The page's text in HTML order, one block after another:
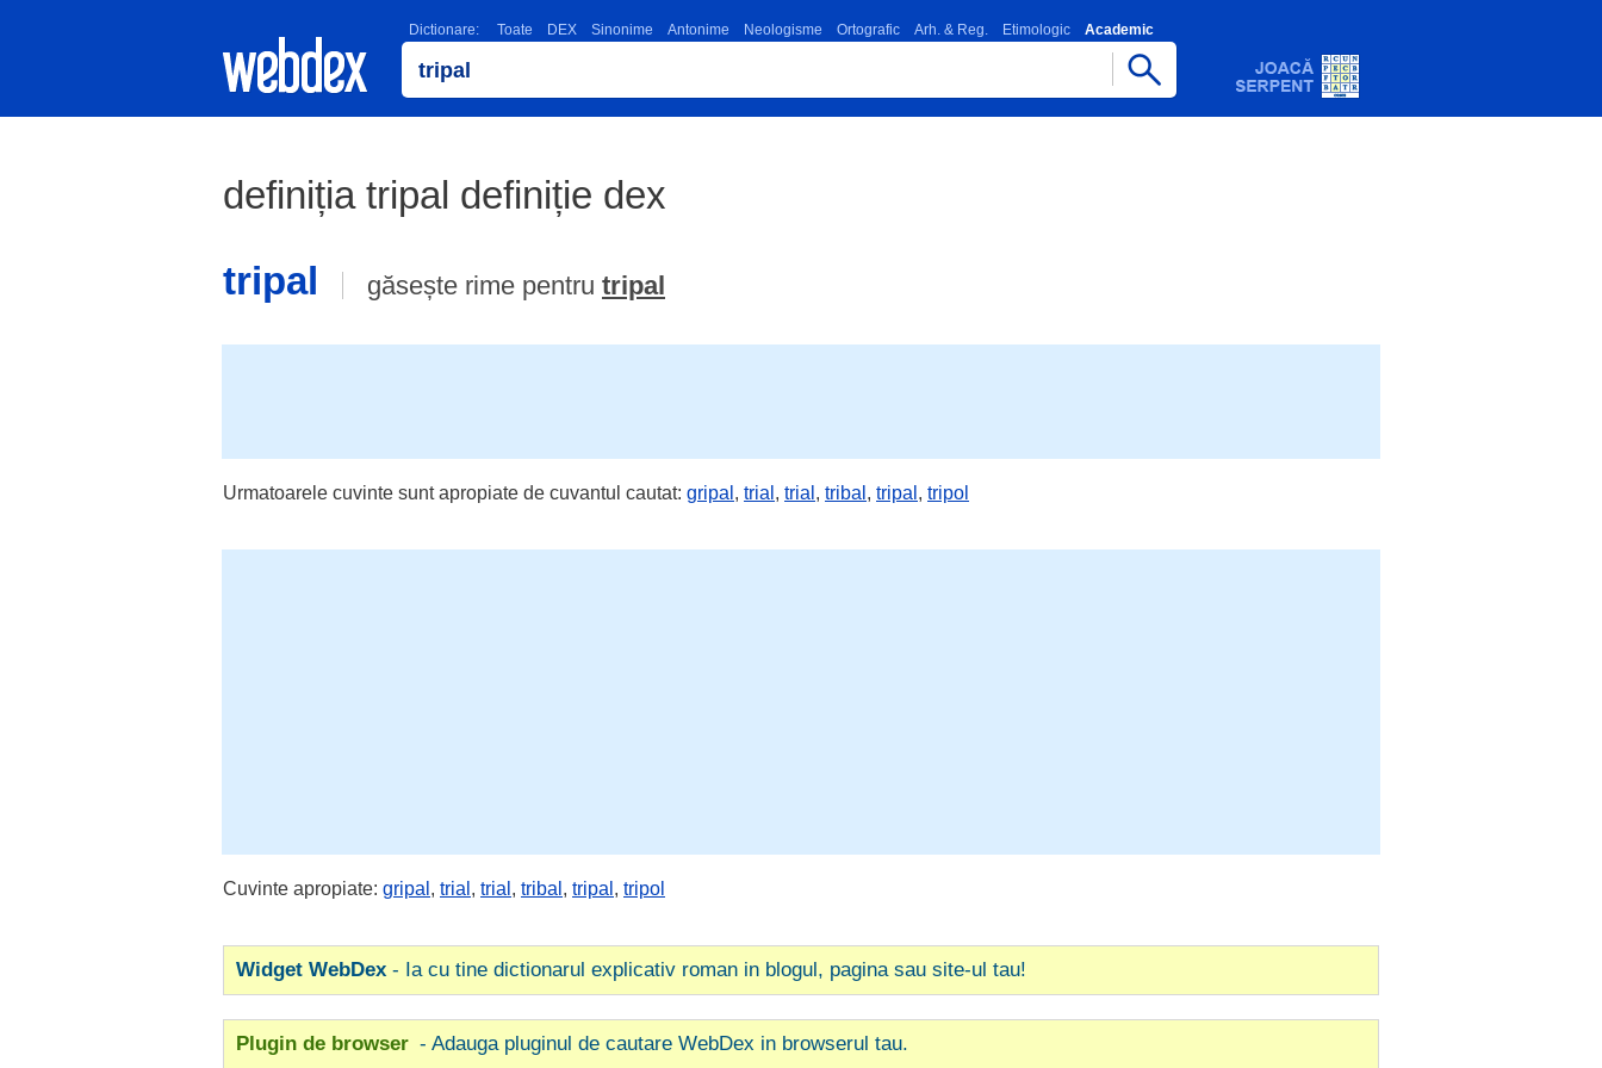
Dictionare: Toate DEX Sinonime Antonime Neologisme Ortografic Arh. & Reg. Etimologic Academic
definiția tripal definiție dex
tripal
găsește rime pentru tripal
Urmatoarele cuvinte sunt apropiate de cuvantul cautat: gripal , trial , trial , tribal , tripal , tripol
Cuvinte apropiate: gripal , trial , trial , tribal , tripal , tripol
Widget WebDex - Ia cu tine dictionarul explicativ roman in blogul, pagina sau site-ul tau!
Plugin de browser - Adauga pluginul de cautare WebDex in browserul tau.